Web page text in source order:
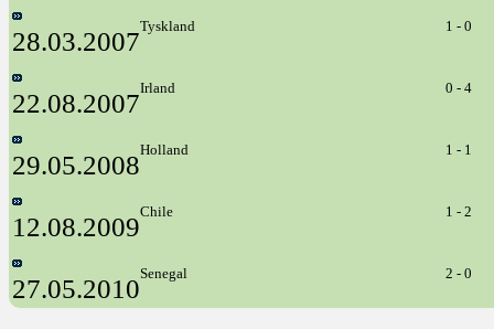
28.03.2007
Tyskland 1 - 0
22.08.2007
Irland 0 - 4
29.05.2008
Holland 1 - 1
12.08.2009
Chile 1 - 2
27.05.2010
Senegal 2 - 0